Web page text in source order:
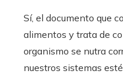
Sí, el documento que
alimentos y trata de
organismo se nutra
nuestros sistemas